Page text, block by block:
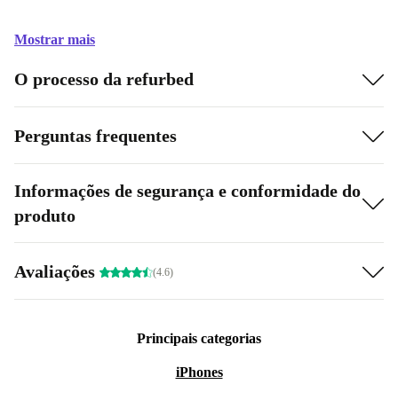
Mostrar mais
O processo da refurbed
Perguntas frequentes
Informações de segurança e conformidade do
produto
Avaliações (4.6)
Principais categorias
iPhones